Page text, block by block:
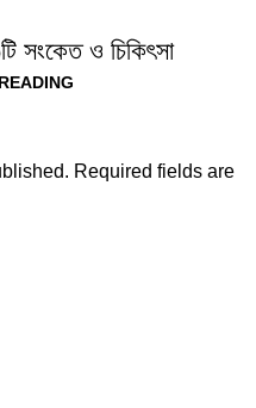
সংকেত ও চিকিৎসা
Required fields are